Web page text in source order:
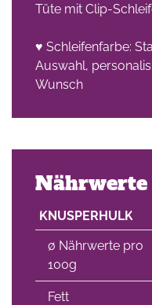
Tüte mit Clip-
♥ Schleifenfarbe:
Auswahl,
Wunsch
Nährwerte
KNUSPERHULK
∅ Nährwerte pro
100g
Fett